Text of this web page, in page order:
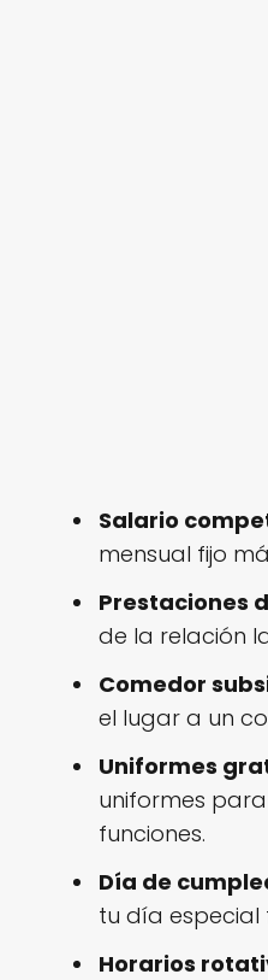
Salario
mensual fijo
Prestaciones
de la relación
Comedor
el lugar a un
Uniformes
uniformes
funciones.
Día de
tu día
Horarios